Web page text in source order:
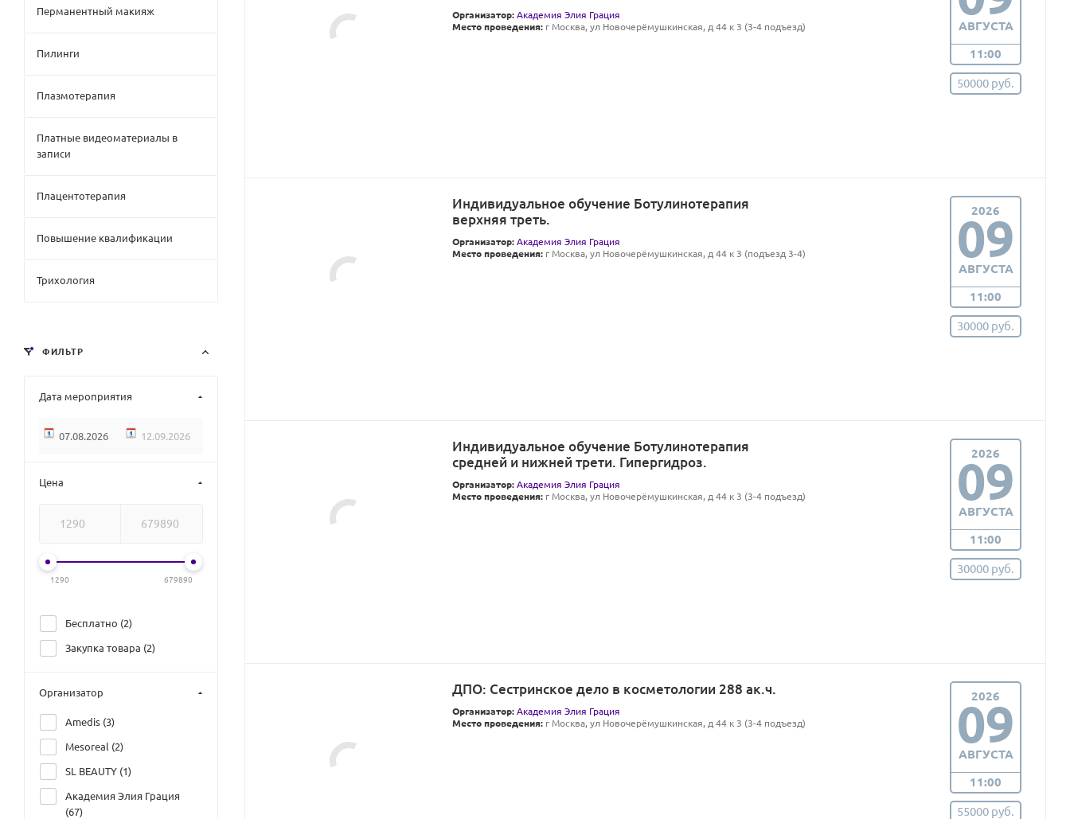
Организатор: Академия Элия Грация
Место проведения: г Москва, ул Новочерёмушкинская, д 44 к 3 (3-4 подъезд) АВГУСТА
11:00
50000 руб.
Индивидуальное обучение Ботулинотерапия
верхняя треть.
Организатор: Академия Элия Грация
Место проведения: г Москва, ул Новочерёмушкинская, д 44 к 3 (подъезд 3-4)
2026
09
АВГУСТА
11:00
30000 руб.
Индивидуальное обучение Ботулинотерапия
средней и нижней трети. Гипергидроз.
Организатор: Академия Элия Грация
Место проведения: г Москва, ул Новочерёмушкинская, д 44 к 3 (3-4 подъезд)
2026
09
АВГУСТА
11:00
30000 руб.
ДПО: Сестринское дело в косметологии 288 ак.ч.
Организатор: Академия Элия Грация
Место проведения: г Москва, ул Новочерёмушкинская, д 44 к 3 (3-4 подъезд)
2026
09
АВГУСТА
11:00
55000 руб.
Перманентный макияж
Пилинги
Плазмотерапия
Платные видеоматериалы в
записи
Плацентотерапия
Повышение квалификации
Трихология
ФИЛЬТР
Дата мероприятия
Цена
1290 679890
Бесплатно (2)
Закупка товара (2)
Организатор
Amedis (3)
Mesoreal (2)
SL BEAUTY (1)
Академия Элия Грация
(67)